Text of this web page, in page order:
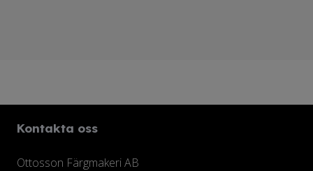
Kontakta oss
Ottosson Färgmakeri AB